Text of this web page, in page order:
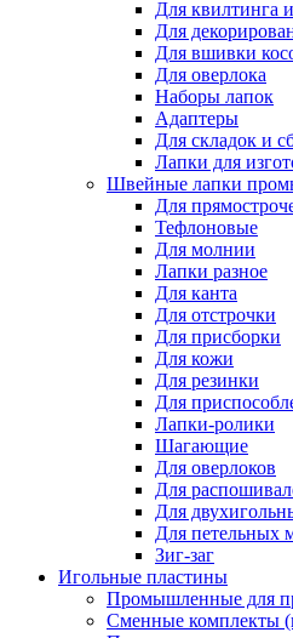
Для квилтинга
Для
Для вшивки
Для оверлока
Наборы лапок
Адаптеры
Для складок и
Лапки для
Швейные лапки
Для
Тефлоновые
Для молнии
Лапки разное
Для канта
Для отстрочки
Для присборки
Для кожи
Для резинки
Для
Лапки-ролики
Шагающие
Для оверлоков
Для
Для
Для петельных
Зиг-заг
Игольные пластины
Промышленные для
Сменные комплекты